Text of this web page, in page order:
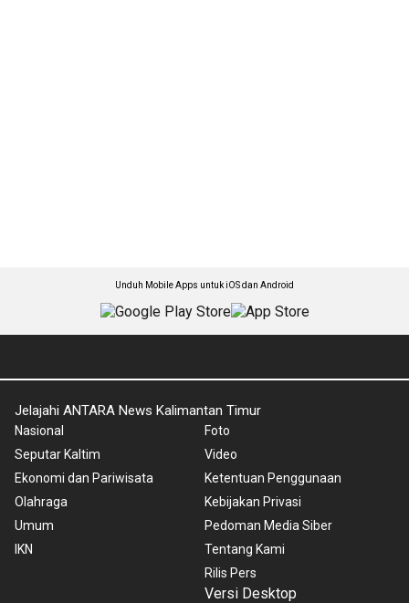
Unduh Mobile Apps untuk iOS dan Android
Jelajahi ANTARA News Kalimantan Timur
Nasional
Seputar Kaltim
Ekonomi dan Pariwisata
Olahraga
Umum
IKN
Foto
Video
Ketentuan Penggunaan
Kebijakan Privasi
Pedoman Media Siber
Tentang Kami
Rilis Pers
Versi Desktop